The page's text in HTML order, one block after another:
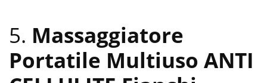
5. Massaggiatore
Portatile Multiuso ANTI